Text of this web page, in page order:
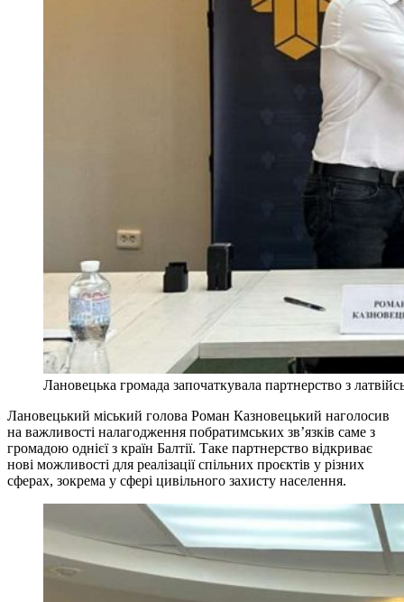
Лановецька громада започаткувала партнерство з
Лановецький міський голова Роман Казновецький наголосив
на важливості налагодження побратимських зв’язків саме з
громадою однієї з країн Балтії. Таке партнерство відкриває
нові можливості для реалізації спільних проєктів у різних
сферах, зокрема у сфері цивільного захисту населення.